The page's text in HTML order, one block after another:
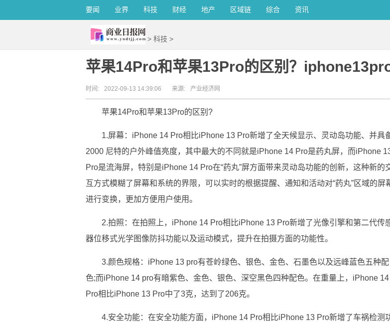
要闻 业界 科技 财经 地产 区域链 综合 资讯
> 科技 >
苹果14Pro和苹果13Pro的区别？
时间: 2022-09-13 14:39:06 来源: 产业经济网
苹果14Pro和苹果13Pro的区别?
1.屏幕：iPhone 14 Pro相比iPhone 13 Pro新增了全天候显示、灵动岛功能、并具
2000 尼特的户外峰值亮度，其中最大的不同就是iPhone 14 Pro是药丸屏，而iPhone
Pro是流海屏，特别是iPhone 14 Pro在“药丸”屏方面带来灵动岛功能的创新，这种新的
互方式模糊了屏幕和系统的界限，可以实时的根据提醒、通知和活动对“药丸”区域的屏
进行变换，更加方便用户使用。
2.拍照：在拍照上，iPhone 14 Pro相比iPhone 13 Pro新增了光像引擎和第二代传
器位移式光学图像防抖功能以及运动模式，提升在拍摄方面的功能性。
3.颜色规格：iPhone 13 pro有苍岭绿色、银色、金色、石墨色以及远峰蓝色五种配
色;而iPhone 14 pro有暗紫色、金色、银色、深空黑色四种配色。在重量上，iPhone 14
Pro相比iPhone 13 Pro中了3克，达到了206克。
4.安全功能：在安全功能方面，iPhone 14 Pro相比iPhone 13 Pro新增了车祸检测